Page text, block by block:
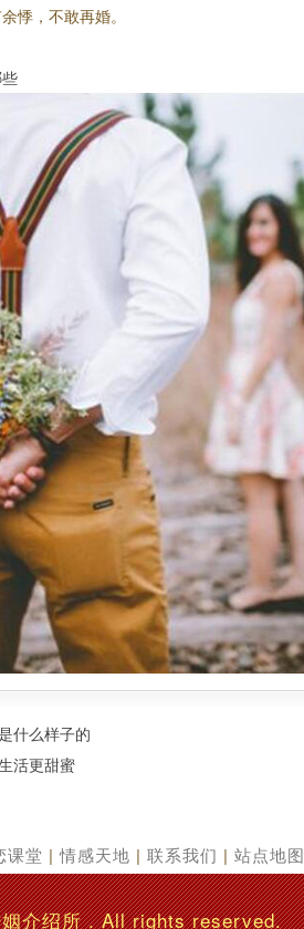
悸，不敢再婚。
什么样子的
活更甜蜜
课堂 | 情感天地 | 联系我们 | 站点地图
介绍所. All rights reserved.